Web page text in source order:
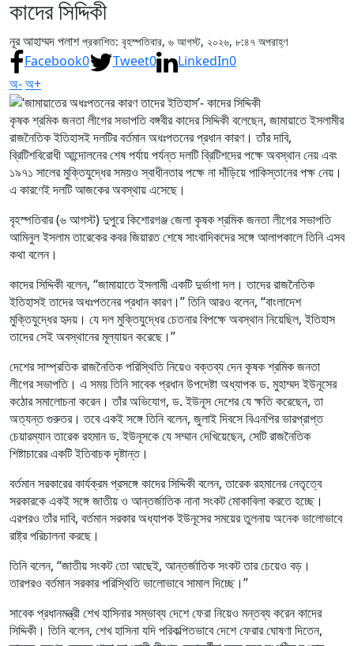
কাদের সিদ্দিকী
নূর আহাম্মদ পলাশপ্রকাশিত: বৃহস্পতিবার, ৬ আগস্ট, ২০২৬, ৮:৪৭ অপরাহ্ণ
Facebook0 Tweet0 LinkedIn0
অ-অ+
কৃষক শ্রমিক জনতা লীগের সভাপতি বঙ্গবীর কাদের সিদ্দিকী বলেছেন, জামায়াতে ইসলামীর
রাজনৈতিক ইতিহাসই দলটির বর্তমান অধঃপতনের প্রধান কারণ। তাঁর দাবি,
ব্রিটিশবিরোধী আন্দোলনের শেষ পর্যায় পর্যন্ত দলটি ব্রিটিশদের পক্ষে অবস্থান নেয় এবং
১৯৭১ সালের মুক্তিযুদ্ধের সময়ও স্বাধীনতার পক্ষে না দাঁড়িয়ে পাকিস্তানের পক্ষ নেয়।
এ কারণেই দলটি আজকের অবস্থায় এসেছে।
বৃহস্পতিবার (৬ আগস্ট) দুপুরে কিশোরগঞ্জ জেলা কৃষক শ্রমিক জনতা লীগের সভাপতি
আমিনুল ইসলাম তারেকের কবর জিয়ারত শেষে সাংবাদিকদের সঙ্গে আলাপকালে তিনি এসব
কথা বলেন।
কাদের সিদ্দিকী বলেন, “জামায়াতে ইসলামী একটি দুর্ভাগা দল। তাদের রাজনৈতিক
ইতিহাসই তাদের অধঃপতনের প্রধান কারণ।” তিনি আরও বলেন, “বাংলাদেশ
মুক্তিযুদ্ধের হৃদয়। যে দল মুক্তিযুদ্ধের চেতনার বিপক্ষে অবস্থান নিয়েছিল, ইতিহাস
তাদের সেই অবস্থানের মূল্যায়ন করেছে।”
দেশের সাম্প্রতিক রাজনৈতিক পরিস্থিতি নিয়েও বক্তব্য দেন কৃষক শ্রমিক জনতা
লীগের সভাপতি। এ সময় তিনি সাবেক প্রধান উপদেষ্টা অধ্যাপক ড. মুহাম্মদ ইউনূসের
কঠোর সমালোচনা করেন। তাঁর অভিযোগ, ড. ইউনূস দেশের যে ক্ষতি করেছেন, তা
অত্যন্ত গুরুতর। তবে একই সঙ্গে তিনি বলেন, জুলাই দিবসে বিএনপির ভারপ্রাপ্ত
চেয়ারম্যান তারেক রহমান ড. ইউনূসকে যে সম্মান দেখিয়েছেন, সেটি রাজনৈতিক
শিষ্টাচারের একটি ইতিবাচক দৃষ্টান্ত।
বর্তমান সরকারের কার্যক্রম প্রসঙ্গে কাদের সিদ্দিকী বলেন, তারেক রহমানের নেতৃত্বে
সরকারকে একই সঙ্গে জাতীয় ও আন্তর্জাতিক নানা সংকট মোকাবিলা করতে হচ্ছে।
এরপরও তাঁর দাবি, বর্তমান সরকার অধ্যাপক ইউনূসের সময়ের তুলনায় অনেক ভালোভাবে
রাষ্ট্র পরিচালনা করছে।
তিনি বলেন, “জাতীয় সংকট তো আছেই, আন্তর্জাতিক সংকট তার চেয়েও বড়।
তারপরও বর্তমান সরকার পরিস্থিতি ভালোভাবে সামাল দিচ্ছে।”
সাবেক প্রধানমন্ত্রী শেখ হাসিনার সম্ভাব্য দেশে ফেরা নিয়েও মন্তব্য করেন কাদের
সিদ্দিকী। তিনি বলেন, শেখ হাসিনা যদি পরিকল্পিতভাবে দেশে ফেরার ঘোষণা দিতেন,